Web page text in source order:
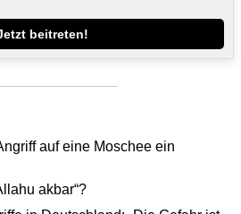
beitreten!
auf eine Moschee ein
akbar“?